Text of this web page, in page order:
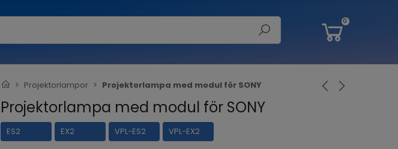
0
Projektorlampor Projektorlampa med modul för SONY
Projektorlampa med modul för SONY
ES2 EX2 VPL-ES2 VPL-EX2